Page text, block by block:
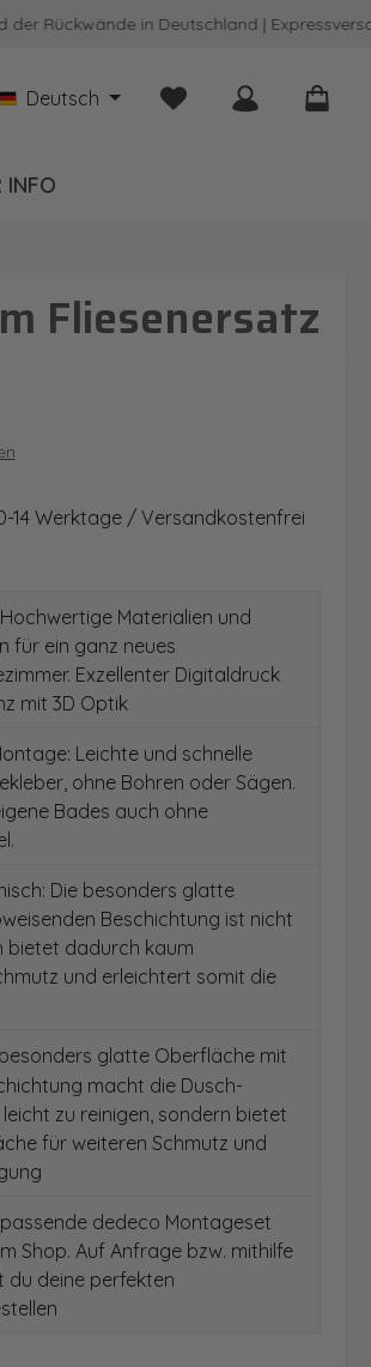
in Deutschland | Expressversand
Deutsch Du hast 0 Produkte
INFO
Fliesenersatz
14 Werktage / Versandkostenfrei
Materialien und
für ein ganz neues
Exzellenter Digitaldruck
mit 3D Optik
Leichte und schnelle
ohne Bohren oder Sägen.
Bades auch ohne
Die besonders glatte
Beschichtung ist nicht
bietet dadurch kaum
und erleichtert somit die
glatte Oberfläche mit
macht die Dusch-
zu reinigen, sondern bietet
für weiteren Schmutz und
dedeco Montageset
Shop. Auf Anfrage bzw. mithilfe
du deine perfekten